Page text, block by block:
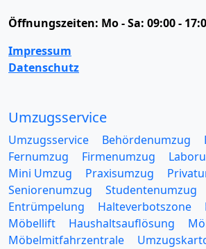
Öffnungszeiten: Mo - Sa: 09:00 -
Impressum
Datenschutz
Umzugsservice
Umzugsservice Behördenumzug
Fernumzug
Firmenumzug
Mini Umzug
Praxisumzug
Seniorenumzug
Studentenumzug
Entrümpelung
Halteverbotszone
Möbellift
Haushaltsauflösung
Möbelmitfahrzentrale